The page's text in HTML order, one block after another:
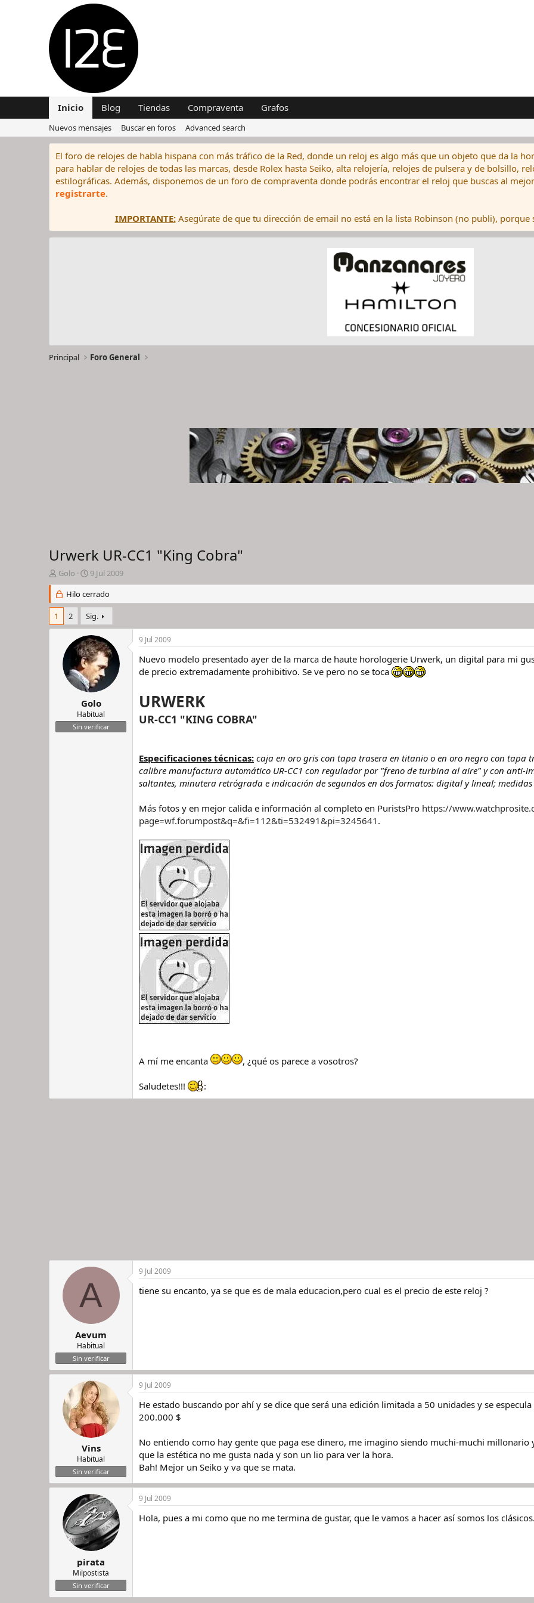
Inicio Blog Tiendas Compraventa Grafos
Nuevos mensajes Buscar en foros Advanced search
El foro de relojes de habla hispana con más tráfico de la Red, donde un reloj es algo más que un objeto que da la
para hablar de relojes de todas las marcas, desde Rolex hasta Seiko, alta relojería, relojes de pulsera y de bolsillo,
estilográficas. Además, disponemos de un foro de compraventa donde podrás encontrar el reloj que buscas al
registrarte.
IMPORTANTE:Asegúrate de que tu dirección de email no está en la lista Robinson (no publi), porque
Principal Foro General
Urwerk UR-CC1 "King Cobra"
I
n
i
c
a
l
o
Golo
F
e
c
h
a
d
e
i
n
i
c
i
o
9 Jul 2009
Hilo cerrado
1 2 Sig.
Golo
Habitual
Sin verificar
9 Jul 2009
Nuevo modelo presentado ayer de la marca de haute horologerie Urwerk, un digital para mi
de precio extremadamente prohibitivo. Se ve pero no se toca
URWERK
UR-CC1 "KING COBRA"
Especificaciones técnicas: caja en oro gris con tapa trasera en titanio o en oro negro con tapa
calibre manufactura automático UR-CC1 con regulador por "freno de turbina al aire" y con anti-
saltantes, minutera retrógrada e indicación de segundos en dos formatos: digital y lineal;
Más fotos y en mejor calida e información al completo en PuristsPro https://
page=wf.forumpost&q=&fi=112&ti=532491&pi=3245641 .
A mí me encanta , ¿qué os parece a vosotros?
Saludetes!!! :
A
Aevum
Habitual
Sin verificar
9 Jul 2009
tiene su encanto, ya se que es de mala educacion,pero cual es el precio de este reloj ?
Vins
Habitual
Sin verificar
9 Jul 2009
He estado buscando por ahí y se dice que será una edición limitada a 50 unidades y se
200.000 $
No entiendo como hay gente que paga ese dinero, me imagino siendo muchi-muchi
que la estética no me gusta nada y son un lio para ver la hora.
Bah! Mejor un Seiko y va que se mata.
pirata
Milpostista
Sin verificar
9 Jul 2009
Hola, pues a mi como que no me termina de gustar, que le vamos a hacer así somos los